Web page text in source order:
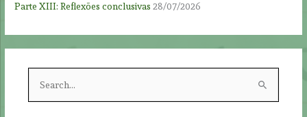
Parte XIII: Reflexões conclusivas 28/07/2026